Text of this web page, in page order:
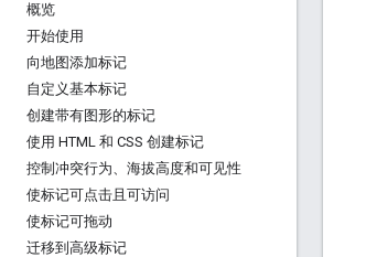
概览
开始使用
向地图添加标记
自定义基本标记
创建带有图形的标记
使用 HTML 和 CSS 创建标记
控制冲突行为、海拔高度和可见性
使标记可点击且可访问
使标记可拖动
迁移到高级标记